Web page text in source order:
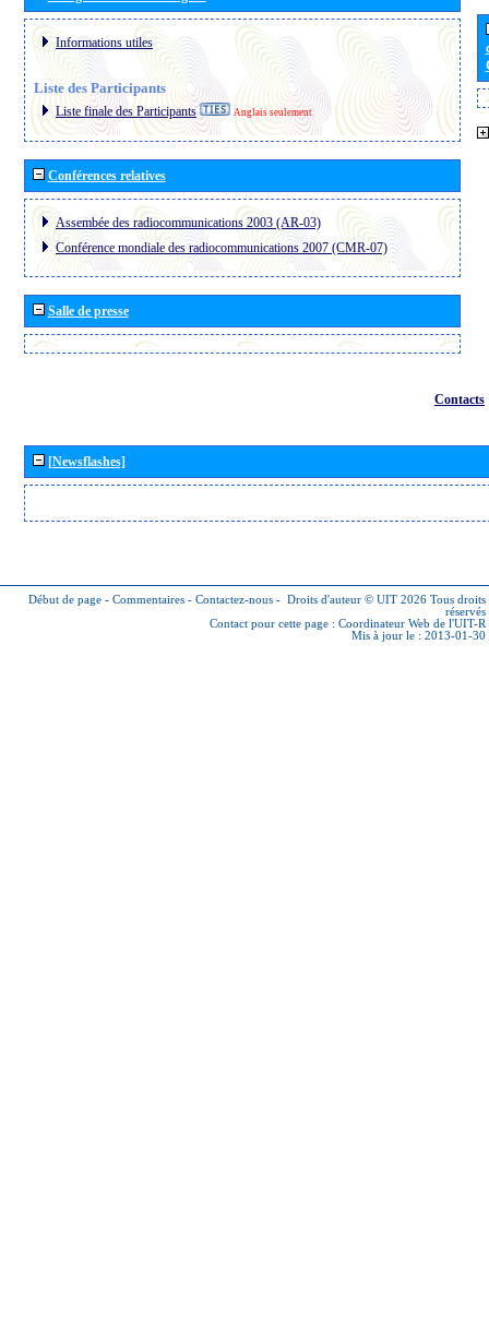
Informations utiles
Liste des Participants
Liste finale des Participants Anglais seulement
Conférences relatives
Assembée des radiocommunications 2003 (AR-03)
Conférence mondiale des radiocommunications 2007 (CMR-07)
Salle de presse
Contacts
[Newsflashes]
Début de page - Commentaires - Contactez-nous - Droits d'auteur © UIT 2026 Tous droits
réservés
Contact pour cette page : Coordinateur Web de l'UIT-R
Mis à jour le : 2013-01-30